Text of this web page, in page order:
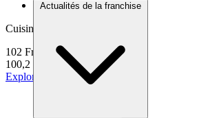
Actualités de la franchise
Cuisine du monde
102 Franchises
100,2 k€
d'apport moyen
Explorer